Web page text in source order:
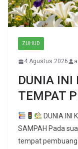
ZUHUD
4 Agustus 2026
DUNIA INI
TEMPAT
DUNIA INI
SAMPAH Pada
tempat